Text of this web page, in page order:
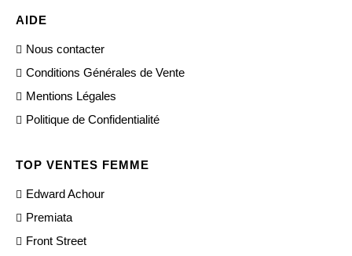
AIDE
Nous contacter
Conditions Générales de Vente
Mentions Légales
Politique de Confidentialité
TOP VENTES FEMME
Edward Achour
Premiata
Front Street